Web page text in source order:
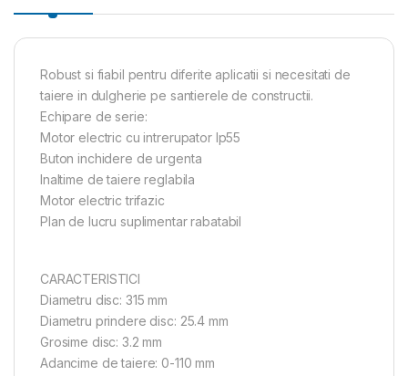
Robust si fiabil pentru diferite aplicatii si necesitati de
taiere in dulgherie pe santierele de constructii.
Echipare de serie:
Motor electric cu intrerupator Ip55
Buton inchidere de urgenta
Inaltime de taiere reglabila
Motor electric trifazic
Plan de lucru suplimentar rabatabil
CARACTERISTICI
Diametru disc: 315 mm
Diametru prindere disc: 25.4 mm
Grosime disc: 3.2 mm
Adancime de taiere: 0-110 mm